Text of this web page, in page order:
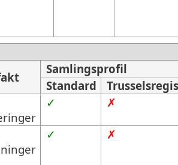
Samlingsprofil
Standard
✓ ✗
✓ ✗